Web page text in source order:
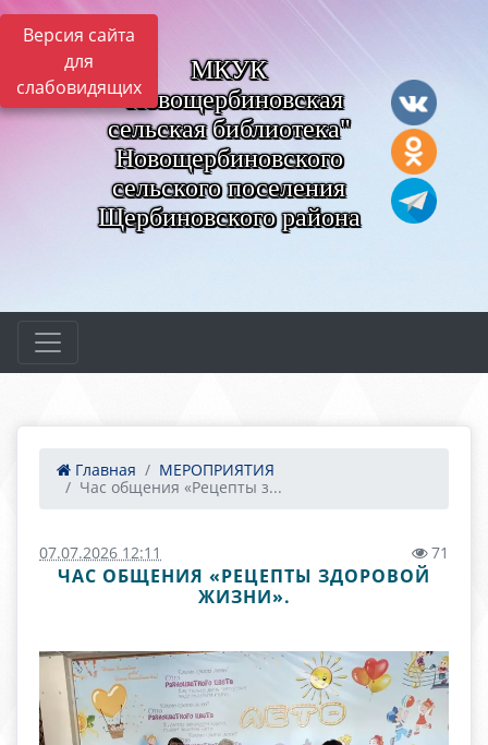
Версия сайта
для
слабовидящих
МКУК
"Новощербиновская
сельская библиотека"
Новощербиновского
сельского поселения
Щербиновского района
Главная
МЕРОПРИЯТИЯ
Час общения «Рецепты з...
07.07.2026 12:11 71
ЧАС ОБЩЕНИЯ «РЕЦЕПТЫ ЗДОРОВОЙ
ЖИЗНИ».